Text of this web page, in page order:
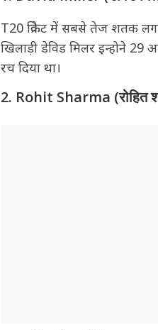
T20 क्रिकेट में सबसे तेज शतक
खिलाड़ी डेविड मिलर इन्होने
रच दिया था।
2. Rohit Sharma (रोहित